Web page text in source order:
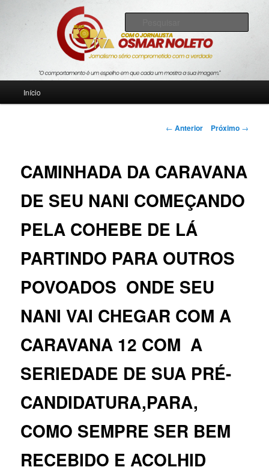
Blog Roda Viva
Jornalismo sério comprometido com a verdade
Início
Navegação
← Anterior Próximo →
CAMINHADA DA CARAVANA
DE SEU NANI COMEÇANDO
PELA COHEBE DE LÁ
PARTINDO PARA OUTROS
POVOADOS ONDE SEU
NANI VAI CHEGAR COM A
CARAVANA 12 COM A
SERIEDADE DE SUA PRÉ-
CANDIDATURA,PARA,
COMO SEMPRE SER BEM
RECEBIDO E ACOLHID